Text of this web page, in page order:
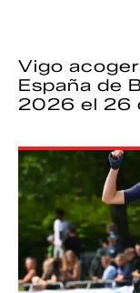
Vigo
España de
2026 el 26